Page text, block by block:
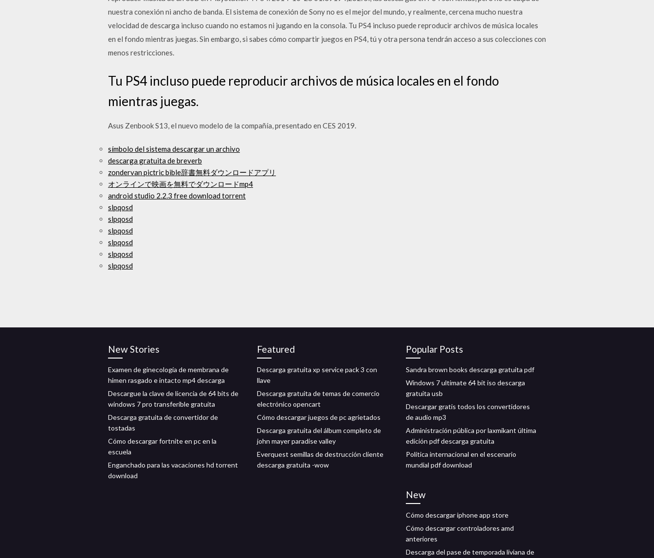
nuestra conexión ni ancho de banda. El sistema de conexión de Sony no es el mejor del mundo, y realmente, cercena mucho nuestra
velocidad de descarga incluso cuando no estamos ni jugando en la consola. Tu PS4 incluso puede reproducir archivos de música locales
en el fondo mientras juegas. Sin embargo, si sabes cómo compartir juegos en PS4, tú y otra persona tendrán acceso a sus colecciones con
menos restricciones.
Tu PS4 incluso puede reproducir archivos de música locales en el fondo
mientras juegas.
Asus Zenbook S13, el nuevo modelo de la compañía, presentado en CES 2019.
símbolo del sistema descargar un archivo
descarga gratuita de breverb
zondervan pictric bible辞書無料ダウンロードアプリ
オンラインで映画を無料でダウンロードmp4
android studio 2.2.3 free download torrent
slpqosd
slpqosd
slpqosd
slpqosd
slpqosd
slpqosd
New Stories
Examen de ginecología de membrana de
himen rasgado e intacto mp4 descarga
Descargue la clave de licencia de 64 bits de
windows 7 pro transferible gratuita
Descarga gratuita de convertidor de
tostadas
Cómo descargar fortnite en pc en la
escuela
Enganchado para las vacaciones hd torrent
download
Featured
Descarga gratuita xp service pack 3 con
llave
Descarga gratuita de temas de comercio
electrónico opencart
Cómo descargar juegos de pc agrietados
Descarga gratuita del álbum completo de
john mayer paradise valley
Everquest semillas de destrucción cliente
descarga gratuita -wow
Popular Posts
Sandra brown books descarga gratuita pdf
Windows 7 ultimate 64 bit iso descarga
gratuita usb
Descargar gratis todos los convertidores
de audio mp3
Administración pública por laxmikant última
edición pdf descarga gratuita
Política internacional en el escenario
mundial pdf download
New
Cómo descargar iphone app store
Cómo descargar controladores amd
anteriores
Descarga del pase de temporada liviana de